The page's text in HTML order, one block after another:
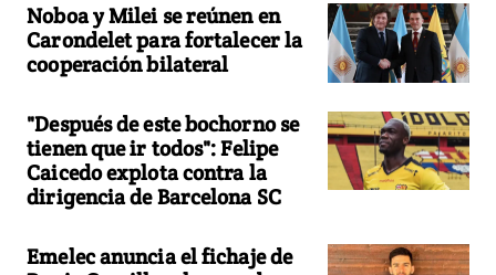
Noboa y Milei se reúnen en
Carondelet para fortalecer la
cooperación bilateral
"Después de este bochorno se
tienen que ir todos": Felipe
Caicedo explota contra la
dirigencia de Barcelona SC
Emelec anuncia el fichaje de